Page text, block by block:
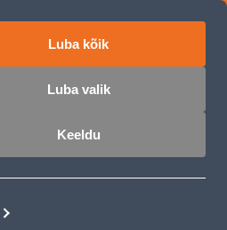
Luba kõik
Luba valik
Keeldu